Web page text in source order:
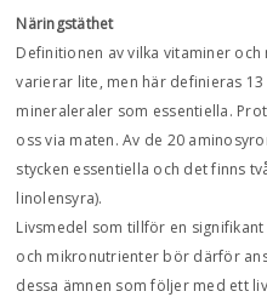
Näringstäthet
Definitionen av vilka vitaminer
varierar lite, men här definieras
mineraleraler som essentiella.
oss via maten. Av de 20
stycken essentiella och det finns
linolensyra).
Livsmedel som tillför en
och mikronutrienter bör därför
dessa ämnen som följer med ett